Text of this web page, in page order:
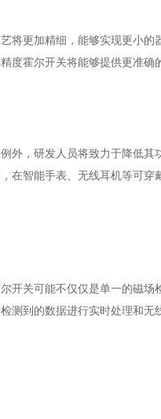
更加精细，能够实现更小
霍尔开关将能够提供更准确
，研发人员将致力于降低
智能手表、无线耳机等可
关可能不仅仅是单一的磁
到的数据进行实时处理和